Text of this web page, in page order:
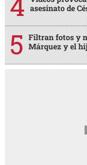
asesinato de
Filtran fotos y
Márquez y el